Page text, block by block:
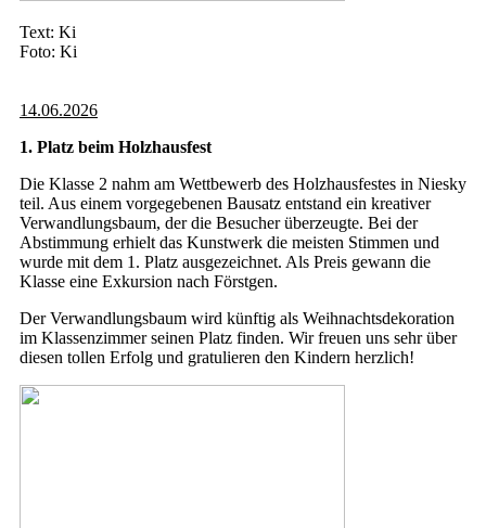
Text: Ki
Foto: Ki
14.06.2026
1. Platz beim Holzhausfest
Die Klasse 2 nahm am Wettbewerb des Holzhausfestes in Niesky
teil. Aus einem vorgegebenen Bausatz entstand ein kreativer
Verwandlungsbaum, der die Besucher überzeugte. Bei der
Abstimmung erhielt das Kunstwerk die meisten Stimmen und
wurde mit dem 1. Platz ausgezeichnet. Als Preis gewann die
Klasse eine Exkursion nach Förstgen.
Der Verwandlungsbaum wird künftig als Weihnachtsdekoration
im Klassenzimmer seinen Platz finden. Wir freuen uns sehr über
diesen tollen Erfolg und gratulieren den Kindern herzlich!